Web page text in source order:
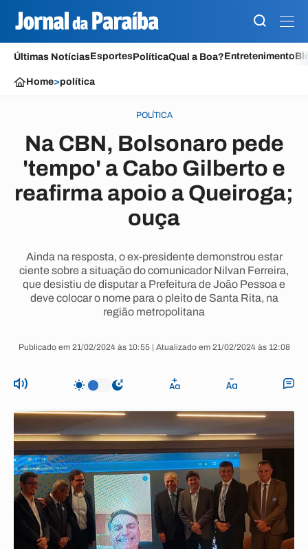
Últimas NotíciasEsportesPolíticaQual a Boa?Entretenimento
Home>política
POLÍTICA
Na CBN, Bolsonaro pede
'tempo' a Cabo Gilberto e
reafirma apoio a Queiroga;
ouça
Ainda na resposta, o ex-presidente demonstrou estar
ciente sobre a situação do comunicador Nilvan Ferreira,
que desistiu de disputar a Prefeitura de João Pessoa e
deve colocar o nome para o pleito de Santa Rita, na
região metropolitana
Publicado em 21/02/2024 às 10:55 | Atualizado em 21/02/2024 às 12:08